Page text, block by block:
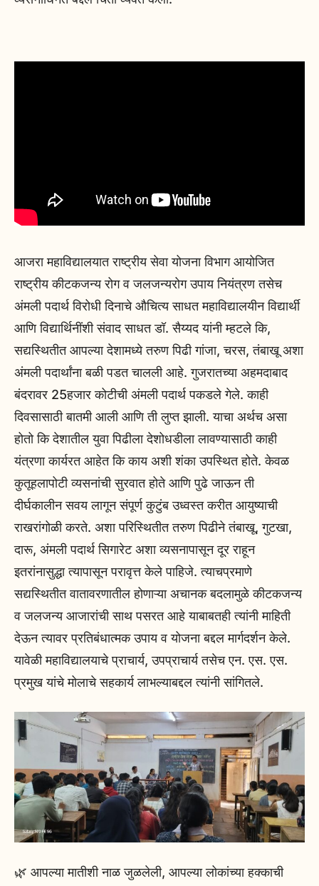
आजरा महाविद्यालयात राष्ट्रीय सेवा योजना विभाग आयोजित
राष्ट्रीय कीटकजन्य रोग व जलजन्यरोग उपाय नियंत्रण तसेच
अंमली पदार्थ विरोधी दिनाचे औचित्य साधत महाविद्यालयीन विद्यार्थी
आणि विद्यार्थिनींशी संवाद साधत डॉ. सैय्यद यांनी म्हटले कि,
सद्यस्थितीत आपल्या देशामध्ये तरुण पिढी गांजा, चरस, तंबाखू अशा
अंमली पदार्थांना बळी पडत चालली आहे. गुजरातच्या अहमदाबाद
बंदरावर 25हजार कोटीची अंमली पदार्थ पकडले गेले. काही
दिवसासाठी बातमी आली आणि ती लुप्त झाली. याचा अर्थच असा
होतो कि देशातील युवा पिढीला देशोधडीला लावण्यासाठी काही
यंत्रणा कार्यरत आहेत कि काय अशी शंका उपस्थित होते. केवळ
कुतूहलापोटी व्यसनांची सुरवात होते आणि पुढे जाऊन ती
दीर्घकालीन सवय लागून संपूर्ण कुटुंब उध्वस्त करीत आयुष्याची
राखरांगोळी करते. अशा परिस्थितीत तरुण पिढीने तंबाखू, गुटखा,
दारू, अंमली पदार्थ सिगारेट अशा व्यसनापासून दूर राहून
इतरांनासुद्धा त्यापासून परावृत्त केले पाहिजे. त्याचप्रमाणे
सद्यस्थितीत वातावरणातील होणाऱ्या अचानक बदलामुळे कीटकजन्य
व जलजन्य आजारांची साथ पसरत आहे याबाबतही त्यांनी माहिती
देऊन त्यावर प्रतिबंधात्मक उपाय व योजना बद्दल मार्गदर्शन केले.
यावेळी महाविद्यालयाचे प्राचार्य, उपप्राचार्य तसेच एन. एस. एस.
प्रमुख यांचे मोलाचे सहकार्य लाभल्याबद्दल त्यांनी सांगितले.
🌿 आपल्या मातीशी नाळ जुळलेली, आपल्या लोकांच्या हक्काची